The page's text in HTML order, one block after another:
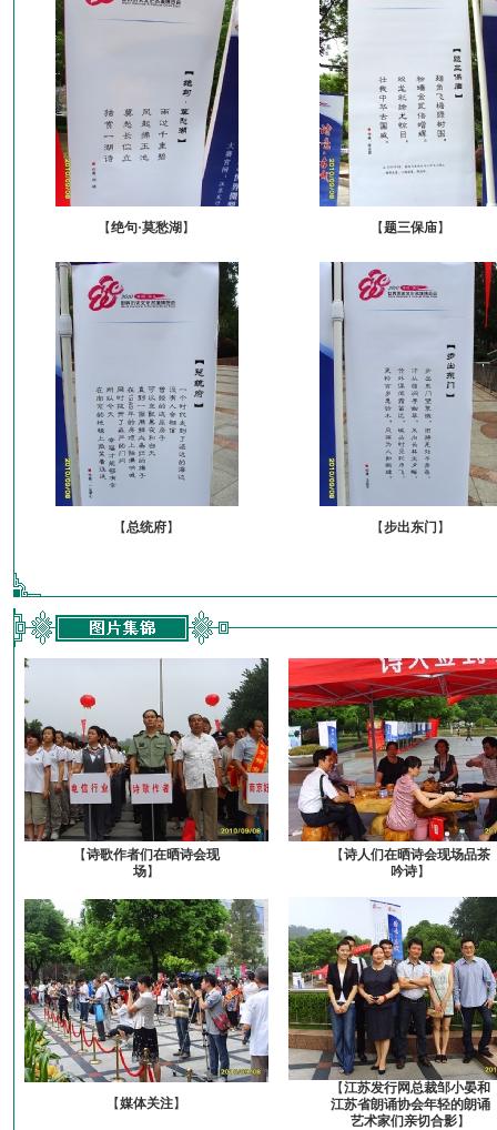
【绝句·莫愁湖 】 【题三保庙】
【总统府】 【步出东门 】
【诗歌作者们在晒诗会现
场】
【诗人们在晒诗会现场品茶
吟诗】
【媒体关注】
【江苏发行网总裁邹小晏和
江苏省朗诵协会年轻的朗诵
艺术家们亲切合影】